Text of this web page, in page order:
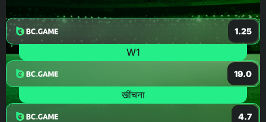
1.25
W1
19.0
खींचना
4.7